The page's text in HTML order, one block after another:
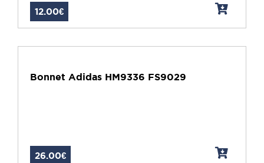
12.00€
Bonnet Adidas HM9336 FS9029
26.00€